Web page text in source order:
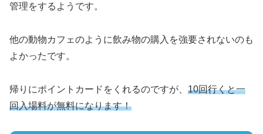
管理をするようです。
他の動物カフェのように飲み物の購入を強要されないのも
よかったです。
帰りにポイントカードをくれるのですが、 10回行くと一
回入場料が無料になります！